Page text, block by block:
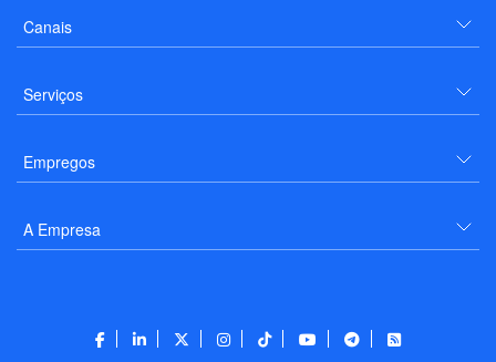
Canais
Serviços
Empregos
A Empresa